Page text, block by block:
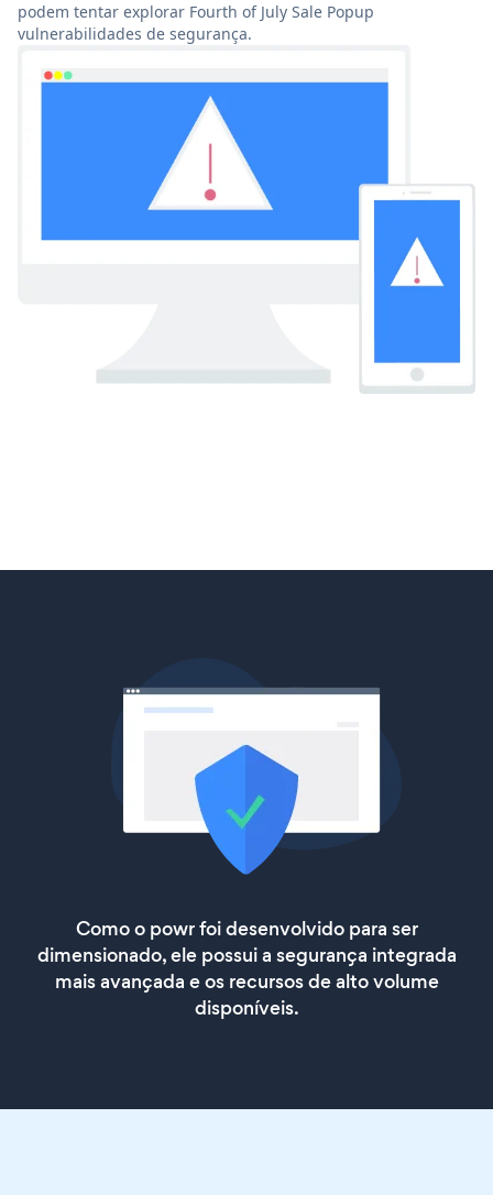
podem tentar explorar Fourth of July Sale Popup
vulnerabilidades de segurança.
Como o powr foi desenvolvido para ser
dimensionado, ele possui a segurança integrada
mais avançada e os recursos de alto volume
disponíveis.